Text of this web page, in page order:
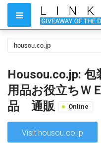
Housou.co.jp:
用品お役立ちＷ
品 通販
Online
Visit housou.co.jp